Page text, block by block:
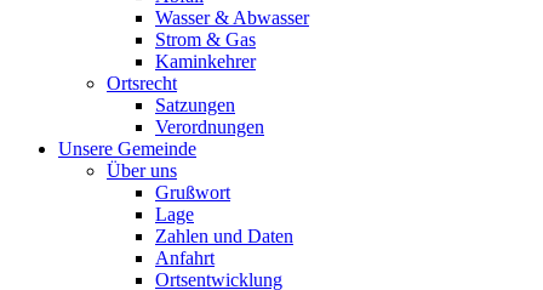
Wasser & Abwasser
Strom & Gas
Kaminkehrer
Ortsrecht
Satzungen
Verordnungen
Unsere Gemeinde
Über uns
Grußwort
Lage
Zahlen und Daten
Anfahrt
Ortsentwicklung